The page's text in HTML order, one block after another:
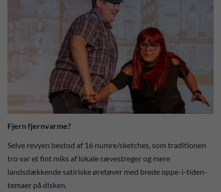
Fjern fjernvarme?
Selve revyen bestod af 16 numre/sketches, som traditionen
tro var et fint miks af lokale rævestreger og mere
landsdækkende satiriske øretøver med brede oppe-i-tiden-
temaer på disken.